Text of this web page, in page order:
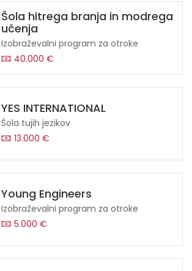
Šola hitrega branja in modrega
učenja
Izobraževalni program za otroke
40.000 €
YES INTERNATIONAL
Šola tujih jezikov
13.000 €
Young Engineers
Izobraževalni program za otroke
5.000 €